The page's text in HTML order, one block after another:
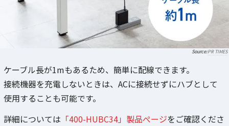
PR TIMES
ケーブル長が1mもあるため、簡単に配線できます。
接続機器を充電しないときは、ACに接続せずにハブとして
使用することも可能です。
詳細については 「400-HUBC34」製品ぺージをご確認くださ